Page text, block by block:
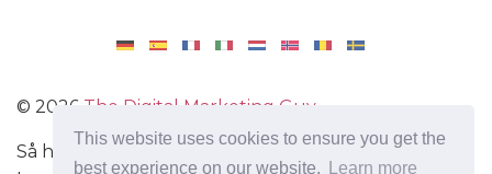
This website uses cookies to ensure you get the
best experience on our website.
Learn more
© 2026 The Digital Marketing Guy
Så här installerar du Windows på din dator, hur du